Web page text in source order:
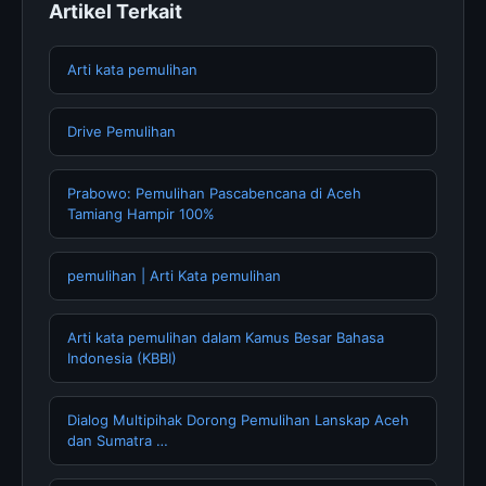
Artikel Terkait
Arti kata pemulihan
Drive Pemulihan
Prabowo: Pemulihan Pascabencana di Aceh
Tamiang Hampir 100%
pemulihan | Arti Kata pemulihan
Arti kata pemulihan dalam Kamus Besar Bahasa
Indonesia (KBBI)
Dialog Multipihak Dorong Pemulihan Lanskap Aceh
dan Sumatra …